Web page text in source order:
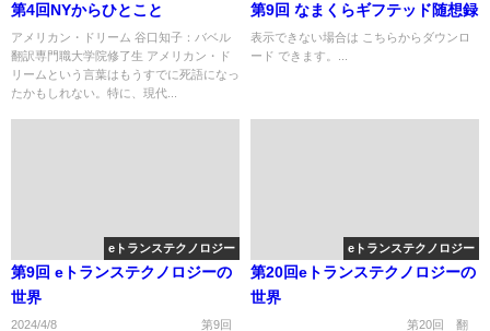
第4回NYからひとこと
アメリカン・ドリーム 谷口知子：バベル
翻訳専門職大学院修了生 アメリカン・ド
リームという言葉はもうすでに死語になっ
たかもしれない。特に、現代...
第9回 なまくらギフテッド随想録
表示できない場合は こちらからダウンロ
ード できます。...
eトランステクノロジー
第9回 eトランステクノロジーの
世界
2024/4/8 第9回
eトランステクノロジー
第20回eトランステクノロジーの
世界
第20回 翻